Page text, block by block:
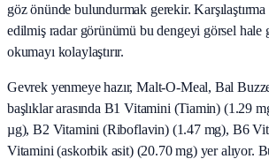
göz önünde bulundurmak gerekir.
edilmiş radar görünümü bu dengeyi görsel hale
okumayı kolaylaştırır.
Gevrek yenmeye hazır, Malt-O-Meal, Bal
başlıklar arasında B1 Vitamini (Tiamin) (1.29
µg), B2 Vitamini (Riboflavin) (1.47 mg), B6
Vitamini (askorbik asit) (20.70 mg) yer alıyor.